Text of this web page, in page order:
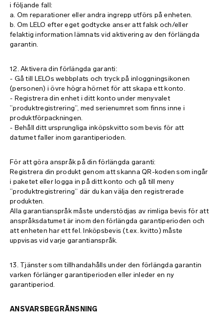
i följande fall:
a. Om reparationer eller andra ingrepp utförs på enheten.
b. Om LELO efter eget godtycke anser att falsk och/eller
felaktig information lämnats vid aktivering av den förlängda
garantin.
12. Aktivera din förlängda garanti:
- Gå till LELOs webbplats och tryck på inloggningsikonen
(personen) i övre högra hörnet för att skapa ett konto.
- Registrera din enhet i ditt konto under menyvalet
”produktregistrering”, med serienumret som finns inne i
produktförpackningen.
- Behåll ditt ursprungliga inköpskvitto som bevis för att
datumet faller inom garantiperioden.
För att göra anspråk på din förlängda garanti:
Registrera din produkt genom att skanna QR-koden som ingår
i paketet eller logga in på ditt konto och gå till meny
”produktregistrering” där du kan välja den registrerade
produkten.
Alla garantianspråk måste understödjas av rimliga bevis för att
anspråksdatumet är inom den förlängda garantiperioden och
att enheten har ett fel. Inköpsbevis (t.ex. kvitto) måste
uppvisas vid varje garantianspråk.
13. Tjänster som tillhandahålls under den förlängda garantin
varken förlänger garantiperioden eller inleder en ny
garantiperiod.
ANSVARSBEGRÄNSNING